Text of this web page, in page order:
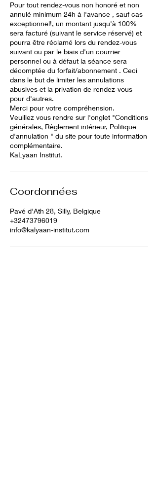
Pour tout rendez-vous non honoré et non
annulé minimum 24h à l'avance , sauf cas
exceptionnel!, un montant jusqu'à 100%
sera facturé (suivant le service réservé) et
pourra être réclamé lors du rendez-vous
suivant ou par le biais d'un courrier
personnel ou à défaut la séance sera
décomptée du forfait/abonnement . Ceci
dans le but de limiter les annulations
abusives et la privation de rendez-vous
pour d'autres.
Merci pour votre compréhension.
Veuillez vous rendre sur l'onglet "Conditions
générales, Règlement intérieur, Politique
d'annulation " du site pour toute information
complémentaire.
KaLyaan Institut.
Coordonnées
Pavé d'Ath 28, Silly, Belgique
+32473796019
info@kalyaan-institut.com